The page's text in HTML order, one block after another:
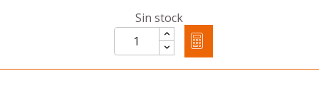
Sin stock